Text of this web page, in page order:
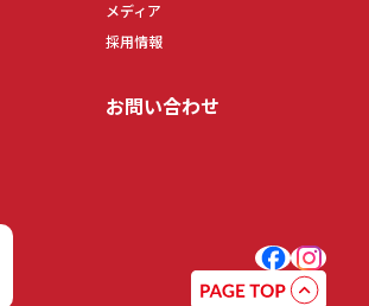
メディア
採用情報
お問い合わせ